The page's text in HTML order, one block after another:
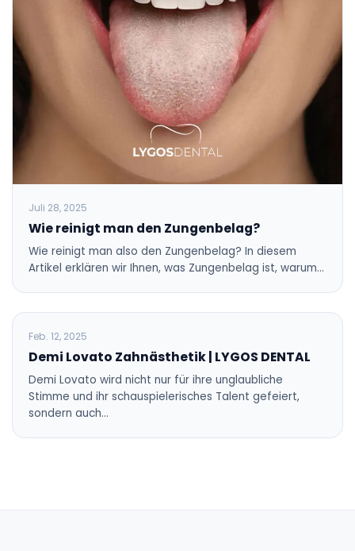
Juli 28, 2025
Wie reinigt man den Zungenbelag?
Wie reinigt man also den Zungenbelag? In diesem
Artikel erklären wir Ihnen, was Zungenbelag ist, warum…
BLOG
Feb. 12, 2025
Demi Lovato Zahnästhetik | LYGOS DENTAL
Demi Lovato wird nicht nur für ihre unglaubliche
Stimme und ihr schauspielerisches Talent gefeiert,
sondern auch…